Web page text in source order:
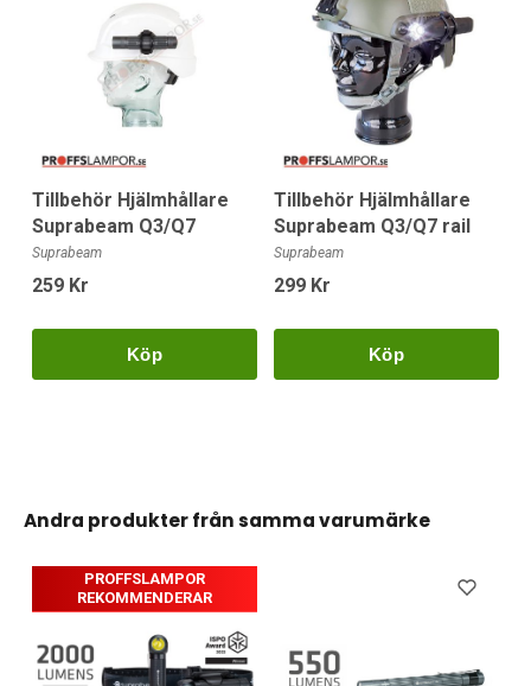
Tillbehör Hjälmhållare
Suprabeam Q3/Q7
Suprabeam
259 Kr
Köp
Tillbehör Hjälmhållare
Suprabeam Q3/Q7 rail
Suprabeam
299 Kr
Köp
Andra produkter från samma varumärke
PROFFSLAMPOR
REKOMMENDERAR